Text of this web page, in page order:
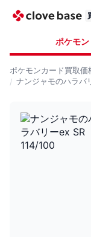
ポケモン
ポケモンカード買取価
ナンジャモのハラバ